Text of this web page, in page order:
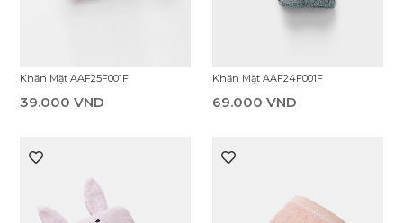
Khăn Mặt AAF25F001F
39.000 VND
Khăn Mặt AAF24F001F
69.000 VND